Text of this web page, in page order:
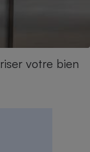
votre bien